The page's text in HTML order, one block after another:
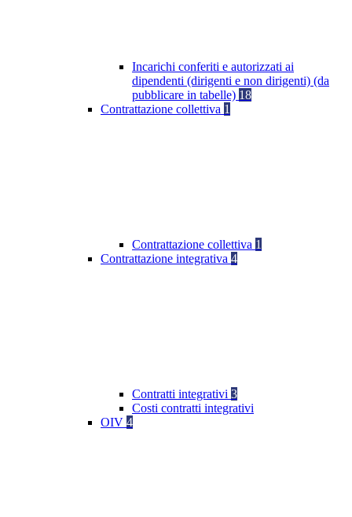
Incarichi conferiti e autorizzati ai
dipendenti (dirigenti e non dirigenti) (da
pubblicare in tabelle) 18
Contrattazione collettiva 1
Contrattazione collettiva 1
Contrattazione integrativa 4
Contratti integrativi 3
Costi contratti integrativi
OIV 4